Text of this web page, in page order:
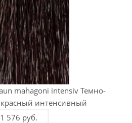
mahagoni intensiv Темно-
интенсивный
1 576 руб.